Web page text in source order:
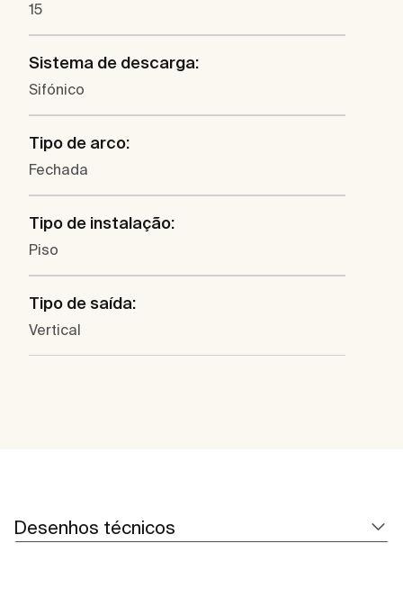
15
Sistema de descarga:
Sifónico
Tipo de arco:
Fechada
Tipo de instalação:
Piso
Tipo de saída:
Vertical
Desenhos técnicos